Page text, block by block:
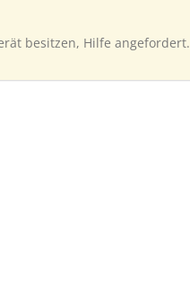
besitzen, Hilfe angefordert.